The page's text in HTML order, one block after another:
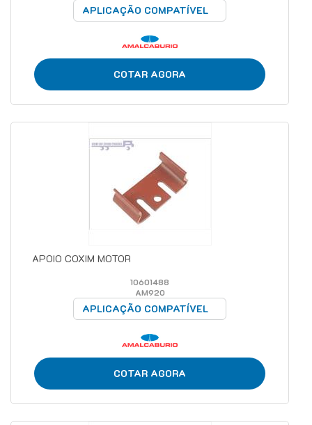
APLICAÇÃO COMPATÍVEL
COTAR AGORA
APOIO COXIM MOTOR
10601488
AM920
APLICAÇÃO COMPATÍVEL
COTAR AGORA